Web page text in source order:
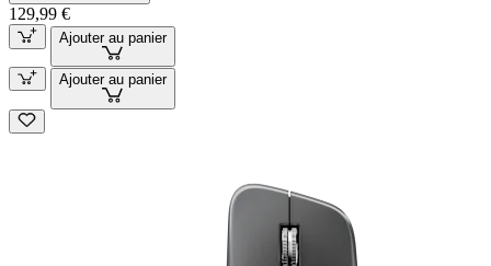
129,99 €
Ajouter au panier
Ajouter au panier